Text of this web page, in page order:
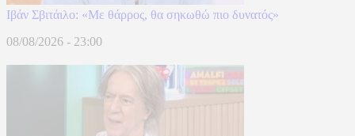
Ιβάν Σβιτάιλο: «Με θάρρος, θα σηκωθώ πιο δυνατός»
08/08/2026 - 23:00